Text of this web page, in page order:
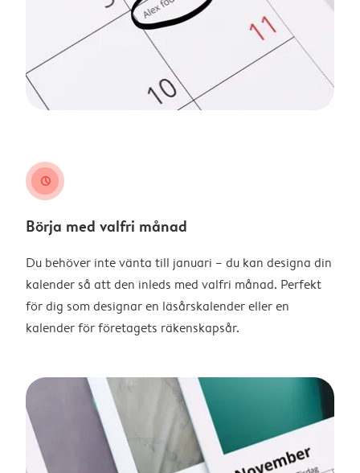
clock
Börja med valfri månad
Du behöver inte vänta till januari – du kan designa din
kalender så att den inleds med valfri månad. Perfekt
för dig som designar en läsårskalender eller en
kalender för företagets räkenskapsår.